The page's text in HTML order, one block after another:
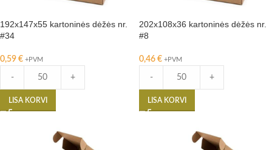
192x147x55 kartoninės dėžės nr.
#34
0,59 € +PVM
- +
LISA KORVI
202x108x36 kartoninės dėžės nr.
#8
0,46 € +PVM
- +
LISA KORVI